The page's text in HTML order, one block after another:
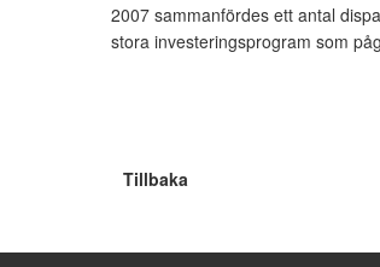
2007 sammanfördes ett antal
stora investeringsprogram som
Tillbaka